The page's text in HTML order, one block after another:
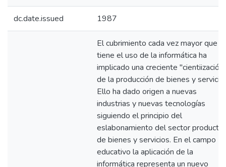
dc.date.issued 1987
El cubrimiento cada vez mayor que
tiene el uso de la informática ha
implicado una creciente "cientiización"
de la producción de bienes y
Ello ha dado origen a nuevas
industrias y nuevas tecnologías
siguiendo el principio del
eslabonamiento del sector
de bienes y servicios. En el campo
educativo la aplicación de la
informática representa un nuevo